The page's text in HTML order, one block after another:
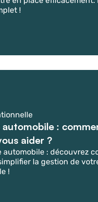
!
:
aider ?
automobile : découvrez
la gestion de
!